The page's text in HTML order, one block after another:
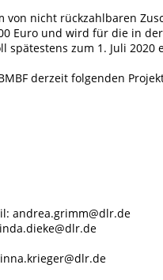
nicht rückzahlbaren
Euro und wird für die in
spätestens zum 1. Juli 2020
derzeit folgenden
andrea.grimm@dlr.de